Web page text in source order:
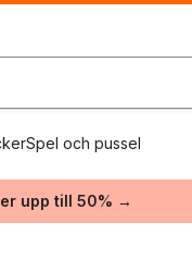
Spel och pussel
upp till 50% →